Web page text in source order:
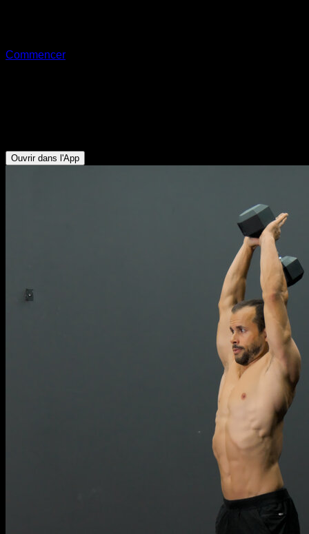
Commencer
Ouvrir dans l'App